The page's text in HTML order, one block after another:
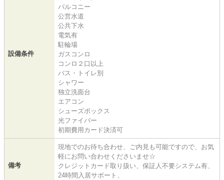
設備条件
バルコニー
公営水道
公共下水
電気有
駐輪場
ガスコンロ
コンロ２口以上
バス・トイレ別
シャワー
独立洗面台
エアコン
シューズボックス
光ファイバー
初期費用カード決済可
備考
現地でのお待ち合わせ、ご内見も可能ですので、お気
軽にお問い合わせくださいませ☆
クレジットカード取り扱い、保証人不要システム有、
24時間入居サポート、